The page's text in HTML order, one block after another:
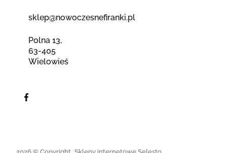
sklep@nowoczesnefiranki.pl
Polna 13,
63-405
Wielowieś